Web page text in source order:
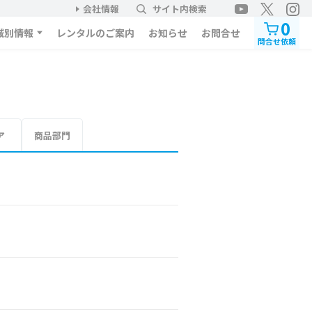
会社情報 サイト内検索
別情報 レンタルのご案内 お知らせ お問合せ 0
問合せ依頼
商品部門